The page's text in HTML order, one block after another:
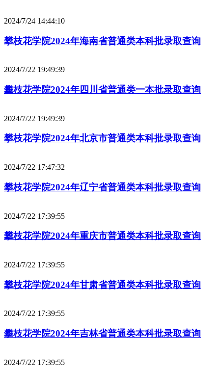
2024/7/24 14:44:10
攀枝花学院2024年海南省普通类本科批录取查询
2024/7/22 19:49:39
攀枝花学院2024年四川省普通类一本批录取查询
2024/7/22 19:49:39
攀枝花学院2024年北京市普通类本科批录取查询
2024/7/22 17:47:32
攀枝花学院2024年辽宁省普通类本科批录取查询
2024/7/22 17:39:55
攀枝花学院2024年重庆市普通类本科批录取查询
2024/7/22 17:39:55
攀枝花学院2024年甘肃省普通类本科批录取查询
2024/7/22 17:39:55
攀枝花学院2024年吉林省普通类本科批录取查询
2024/7/22 17:39:55